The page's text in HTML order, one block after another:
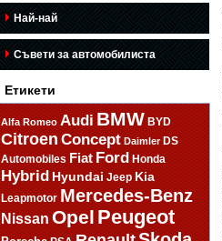
Най-най
Съвети за автомобилиста
Етикети
Alfa Romeo Audi BMW BYD
Citroen Concept Daimler DS
Automobiles Fiat Ford Honda
HybridHyundai Jeep Kia
Leapmotor Mercedes-Benz
Nissan Opel Peugeot